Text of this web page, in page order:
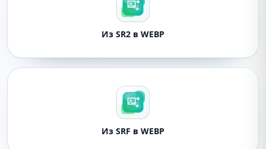
Из SR2 в WEBP
Из SRF в WEBP